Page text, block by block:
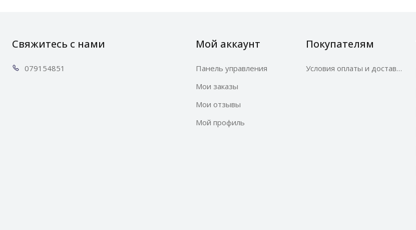
Свяжитесь с нами
0791 54851
Мой аккаунт
Панель управления
Мои заказы
Мои отзывы
Мой профиль
Покупателям
Условия оплаты и доставки